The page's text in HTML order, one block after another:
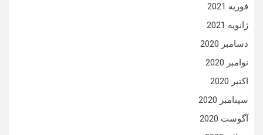
فوریه 2021
ژانویه 2021
دسامبر 2020
نوامبر 2020
اکتبر 2020
سپتامبر 2020
آگوست 2020